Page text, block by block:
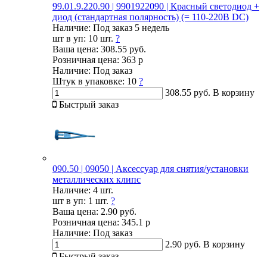
99.01.9.220.90 | 9901922090 | Красный светодиод +
диод (стандартная полярность) (= 110-220В DC)
Наличие: Под заказ 5 недель
шт в уп: 10 шт. ?
Ваша цена: 308.55 руб.
Розничная цена: 363 р
Наличие: Под заказ
Штук в упаковке: 10 ?
308.55 руб. В корзину
Быстрый заказ
090.50 | 09050 | Аксессуар для снятия/установки
металлических клипс
Наличие: 4 шт.
шт в уп: 1 шт. ?
Ваша цена: 2.90 руб.
Розничная цена: 345.1 р
Наличие: Под заказ
2.90 руб. В корзину